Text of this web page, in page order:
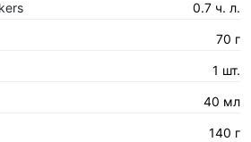
0.7 ч. л.
70 г
1 шт.
40 мл
140 г